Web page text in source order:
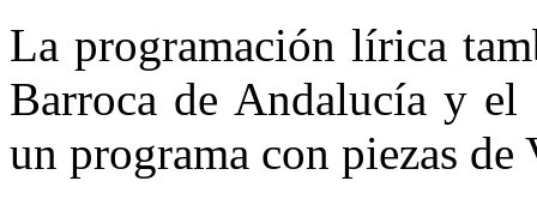
La programación lírica
Barroca de Andalucía y
un programa con piezas